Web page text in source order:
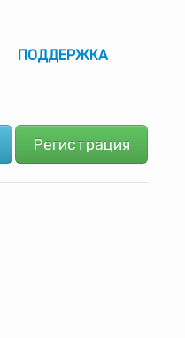
ПОДДЕРЖКА
Регистрация